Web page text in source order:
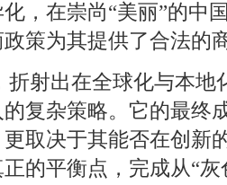
，在崇尚“美丽”的中
策为其提供了合法的
折射出在全球化与本地
复杂策略。它的最终
取决于其能否在创新
的平衡点，完成从“灰